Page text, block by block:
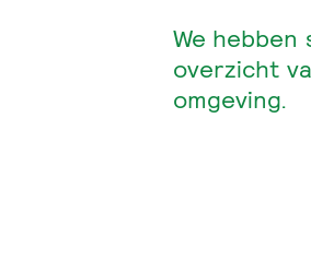
We hebben
overzicht
omgeving.